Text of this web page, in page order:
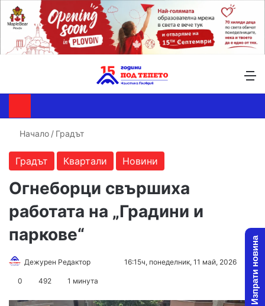
Начало / Градът
Градът Квартали Новини
Огнеборци свършиха
работата на „Градини и
паркове“
Дежурен Редактор
Send16:15ч, понеделник, 11 май, 2026
0 492 1 минута Изпрати новина